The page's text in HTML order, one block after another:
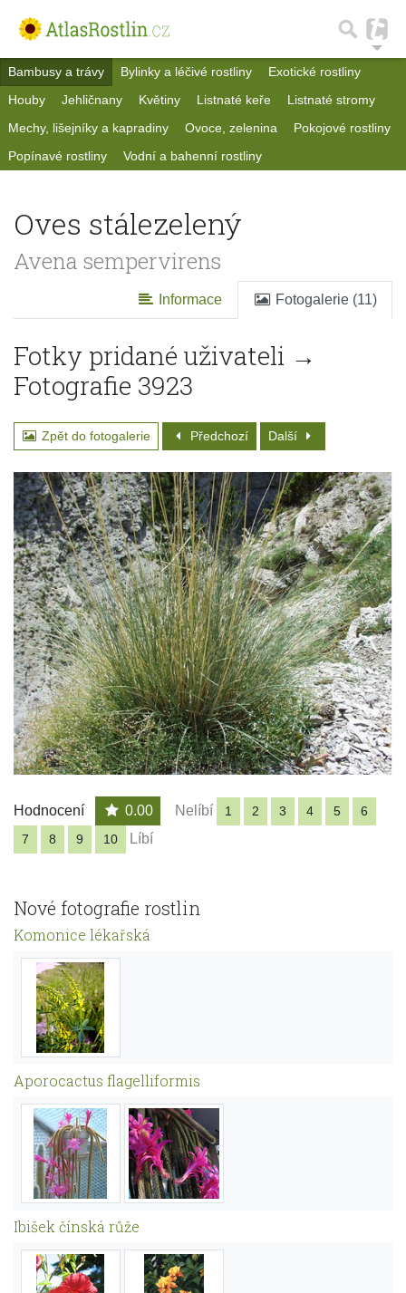
Bambusy a trávy Bylinky a léčivé rostliny
Exotické rostliny
Houby
Jehličnany Květiny Listnaté keře
Listnaté stromy
Mechy, lišejníky a kapradiny
Ovoce, zelenina
Pokojové rostliny
Popínavé rostliny
Vodní a bahenní rostliny
Oves stálezelený
Avena sempervirens
Informace Fotogalerie (11)
Fotky pridané uživateli →
Fotografie 3923
Zpět do fotogalerie Předchozí Další
Hodnocení 0.00 Nelíbí 1 2 3 4 5
6
7
8 9 10 Líbí
Nové fotografie rostlin
Komonice lékařská
Aporocactus flagelliformis
Ibišek čínská růže